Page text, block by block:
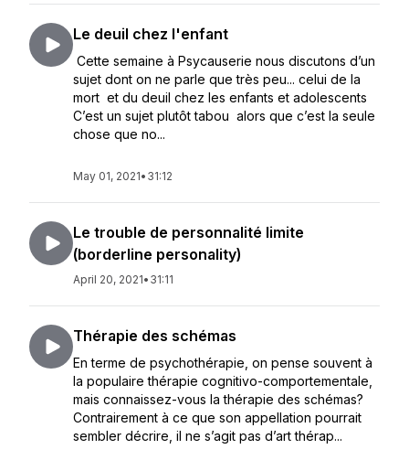
Le deuil chez l'enfant
Cette semaine à Psycauserie nous discutons d’un
sujet dont on ne parle que très peu... celui de la
mort et du deuil chez les enfants et adolescents
C’est un sujet plutôt tabou alors que c’est la seule
chose que no...
May 01, 2021• 31:12
Le trouble de personnalité limite
(borderline personality)
April 20, 2021• 31:11
Thérapie des schémas
En terme de psychothérapie, on pense souvent à
la populaire thérapie cognitivo-comportementale,
mais connaissez-vous la thérapie des schémas?
Contrairement à ce que son appellation pourrait
sembler décrire, il ne s’agit pas d’art thérap...